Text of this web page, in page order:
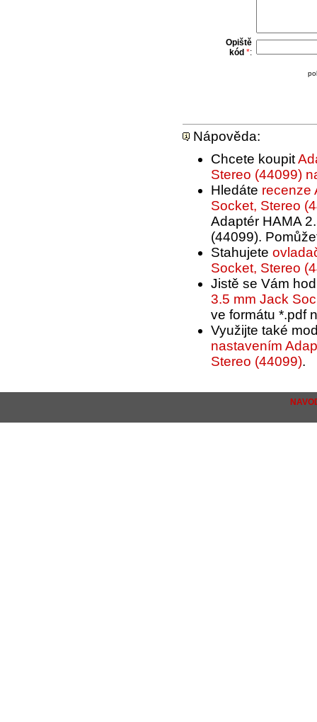
Opiště
kód *:
Nápověda:
Chcete koupit
Stereo (44099)
Hledáte recenze
Socket, Stereo
Adaptér HAMA
(44099).
Stahujete
Socket, Stereo
Jistě se Vám
3.5 mm Jack
ve formátu *.pdf
Využijte také
nastavením
Stereo (44099).